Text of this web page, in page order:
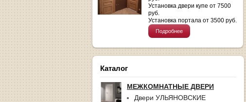
Установка двери купе от 7500
руб.
Установка портала от 3500 руб.
Подробнее
Каталог
МЕЖКОМНАТНЫЕ ДВЕРИ
Двери УЛЬЯНОВСКИЕ